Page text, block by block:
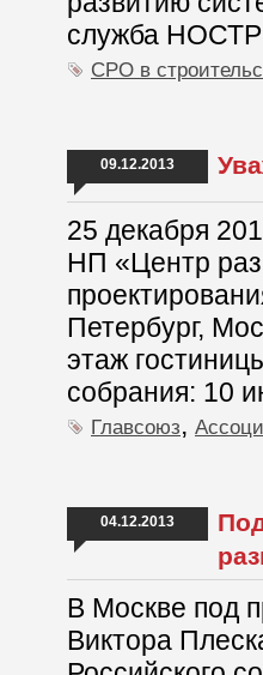
служба
СРО в
09.12.2013
25 декабря
НП «Центр
Петербург,
этаж
собрания: 10
Главсоюз,
04.12.2013
В Москве под
Виктора